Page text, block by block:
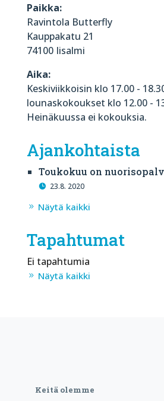
Paikka:
Ravintola Butterfly
Kauppakatu 21
74100 Iisalmi
Aika:
Keskiviikkoisin klo 17.00 -
lounaskokoukset klo 12.00 -
Heinäkuussa ei kokouksia.
Ajankohtaista
Toukokuu on
23.8. 2020
Näytä kaikki
Tapahtumat
Ei tapahtumia
Näytä kaikki
Keitä olemme